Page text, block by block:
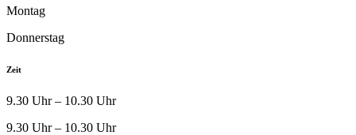
Montag
Donnerstag
Zeit
9.30 Uhr – 10.30 Uhr
9.30 Uhr – 10.30 Uhr